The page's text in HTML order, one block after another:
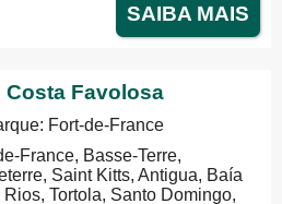
SAIBA MAIS
Costa Favolosa
Fort-de-France
France, Basse-Terre,
Saint Kitts, Antigua, Baía
Rios, Tortola, Santo Domingo,